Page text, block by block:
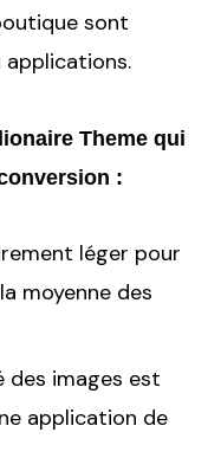
sont
applications.
Theme qui
:
léger pour
moyenne des
des images est
application de